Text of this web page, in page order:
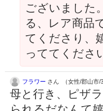
ございました
る、レア商品
てくださり、
っててくださ
フラワー さん （女性/郡山市/
母と行き、ピザ